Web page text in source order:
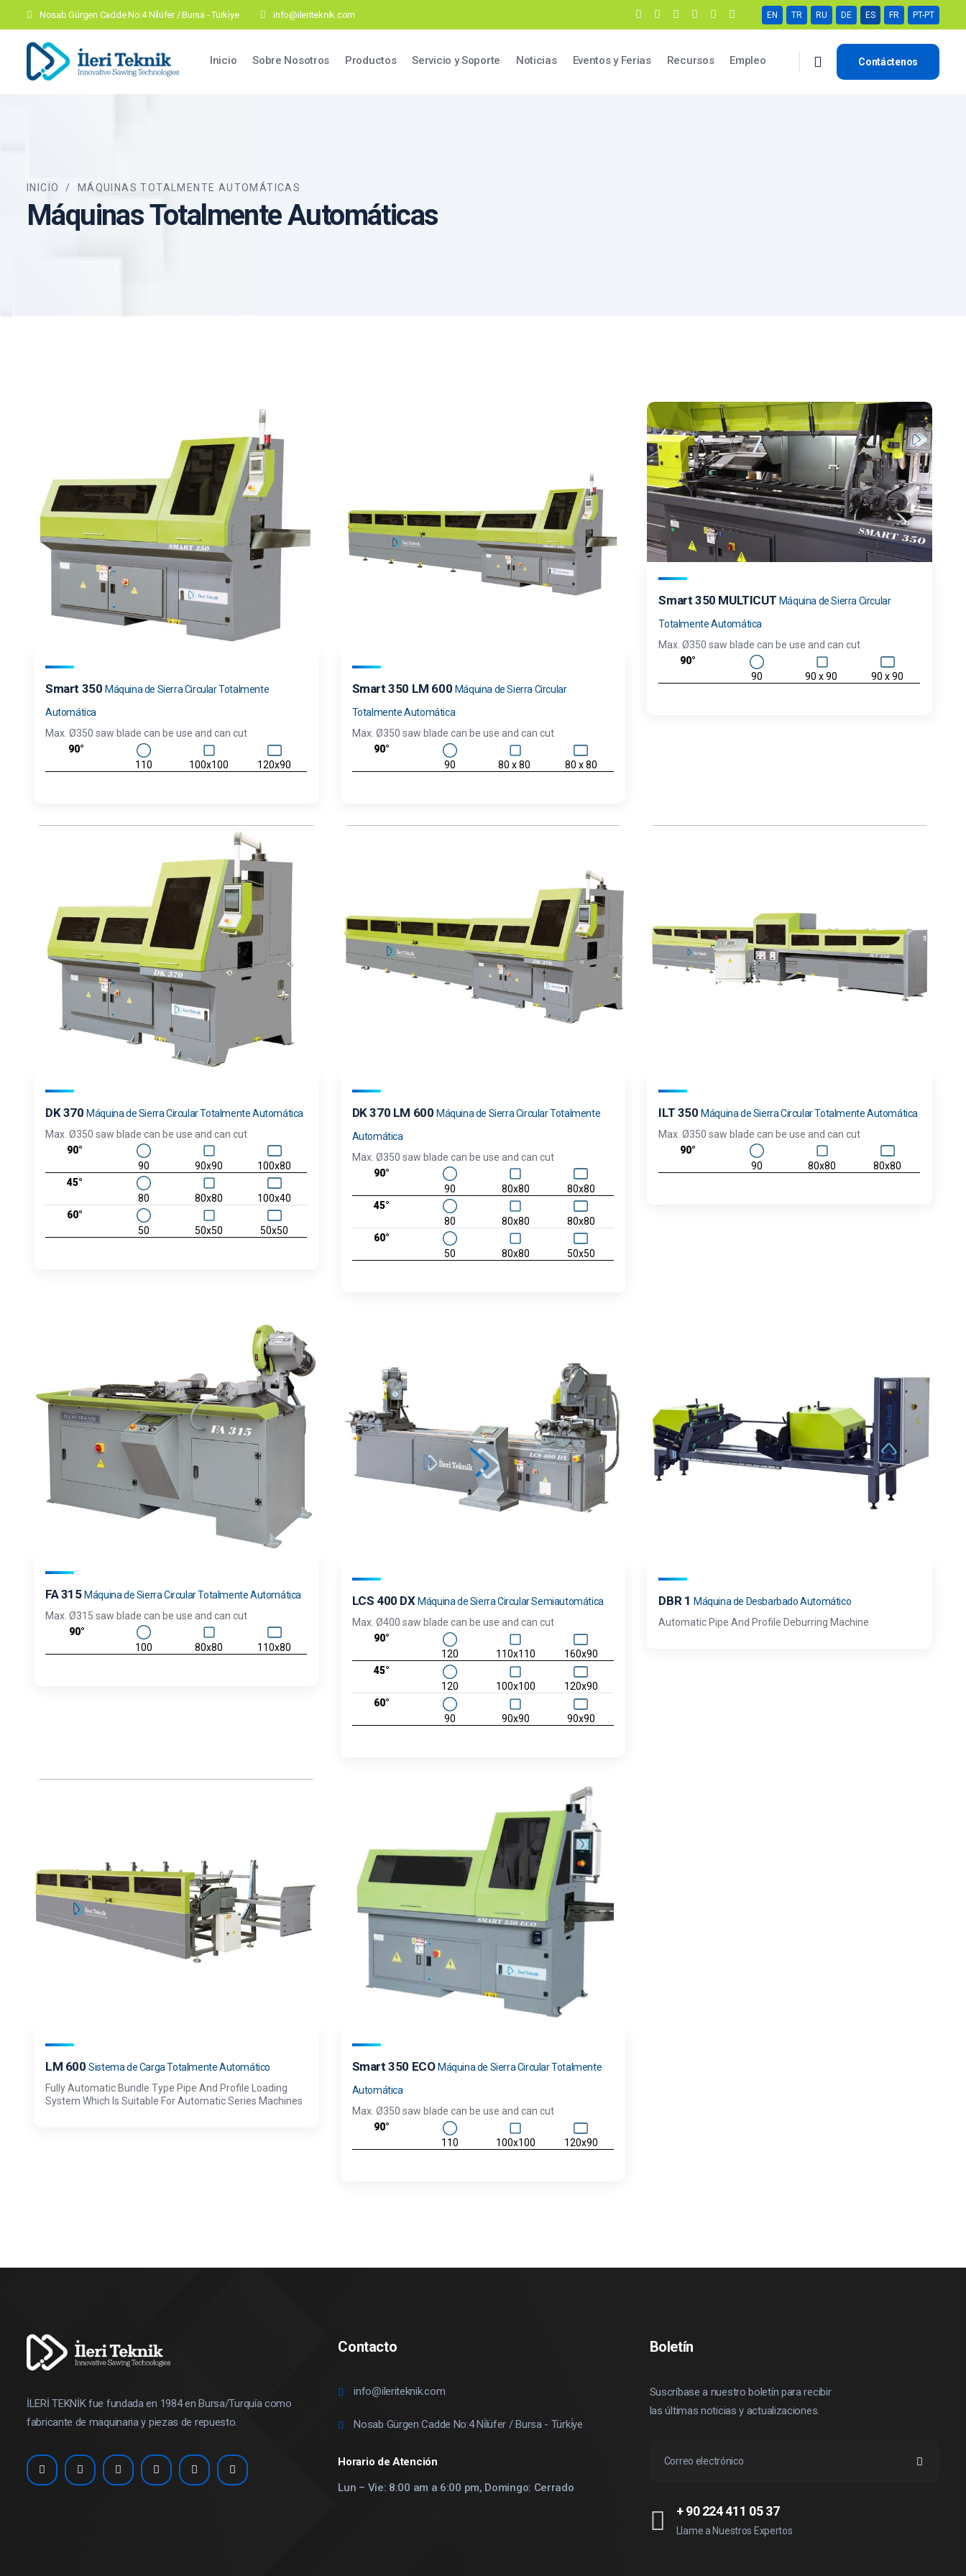
Nosab Gürgen Cadde No:4 Ni̇lüfer / Bursa - Türki̇ye info@ileriteknik.com EN TR RU DE ES FR PT-PT
Inicio Sobre Nosotros Productos Servicio y Soporte Noticias Eventos y Ferias Recursos Empleo Contáctenos
INICIO / MÁQUINAS TOTALMENTE AUTOMÁTICAS
Máquinas Totalmente Automáticas
Smart 350 Máquina de Sierra Circular Totalmente
Automática
Max. Ø350 saw blade can be use and can cut
90°
110
100x100 120x90
Smart 350 LM 600 Máquina de Sierra Circular
Totalmente Automática
Max. Ø350 saw blade can be use and can cut
90°
90
80 x 80 80 x 80
Smart 350 MULTICUT Máquina de Sierra Circular
Totalmente Automática
Max. Ø350 saw blade can be use and can cut
90°
90
90 x 90 90 x 90
DK 370Máquina de Sierra Circular Totalmente Automática
Max. Ø350 saw blade can be use and can cut
90°
90
90x90
100x80
45°
80
80x80
100x40
60°
50
50x50 50x50
DK 370 LM 600Máquina de Sierra Circular Totalmente
Automática
Max. Ø350 saw blade can be use and can cut
90°
90
80x80
80x80
45°
80
80x80
80x80
60°
50
80x80 50x50
ILT 350Máquina de Sierra Circular Totalmente Automática
Max. Ø350 saw blade can be use and can cut
90°
90
80x80 80x80
FA 315Máquina de Sierra Circular Totalmente Automática
Max. Ø315 saw blade can be use and can cut
90°
100
80x80 110x80
LCS 400 DXMáquina de Sierra Circular Semiautomática
Max. Ø400 saw blade can be use and can cut
90°
120
110x110
160x90
45°
120
100x100
120x90
60°
90
90x90 90x90
DBR 1 Máquina de Desbarbado Automático
Automatic Pipe And Profile Deburring Machine
LM 600Sistema de Carga Totalmente Automático
Fully Automatic Bundle Type Pipe And Profile Loading
System Which Is Suitable For Automatic Series Machines
Smart 350 ECOMáquina de Sierra Circular Totalmente
Automática
Max. Ø350 saw blade can be use and can cut
90°
110
100x100 120x90
İLERİ TEKNİK fue fundada en 1984 en Bursa/Turquía como
fabricante de maquinaria y piezas de repuesto.
Contacto
info@ileriteknik.com
Nosab Gürgen Cadde No:4 Ni̇lüfer / Bursa - Türki̇ye
Horario de Atención
Lun – Vie: 8:00 am a 6:00 pm, Domingo: Cerrado
Boletín
Suscríbase a nuestro boletín para recibir
las últimas noticias y actualizaciones.
+ 90 224 411 05 37
Llame a Nuestros Expertos